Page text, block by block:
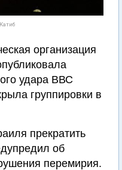
организация
удара ВВС
группировки в
прекратить
об
перемирия.